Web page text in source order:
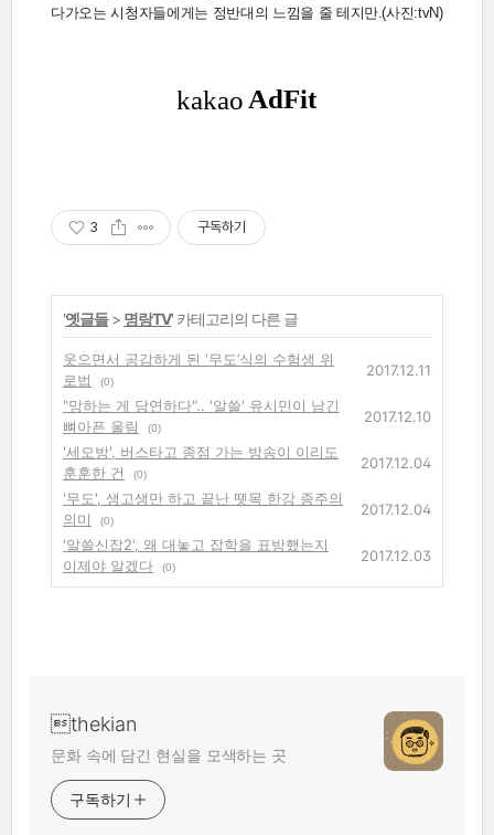
다가오는 시청자들에게는 정반대의 느낌을 줄 테지만.(사진:tvN)
3 구독하기
'옛글들> 명랑TV' 카테고리의 다른 글
웃으면서 공감하게 된 ‘무도’식의 수험생 위
로법
(0)
2017.12.11
"망하는 게 당연하다".. '알쓸' 유시민이 남긴
뼈아픈 울림
(0)
2017.12.10
'세모방', 버스타고 종점 가는 방송이 이리도
훈훈한 건
(0)
2017.12.04
'무도', 생고생만 하고 끝난 뗏목 한강 종주의
의미
(0)
2017.12.04
'알쓸신잡2', 왜 대놓고 잡학을 표방했는지
이제야 알겠다
(0)
2017.12.03
thekian
문화 속에 담긴 현실을 모색하는 곳
구독하기